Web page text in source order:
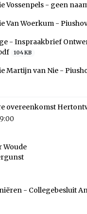
Vossenpels - geen
Van Woerkum -
- Inspraakbrief
104 KB
Martijn van Nie -
overeenkomst
Woude
- Collegebesluit